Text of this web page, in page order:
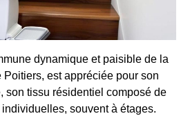
dynamique et paisible de la
est appréciée pour son
son tissu résidentiel composé de
souvent à étages.